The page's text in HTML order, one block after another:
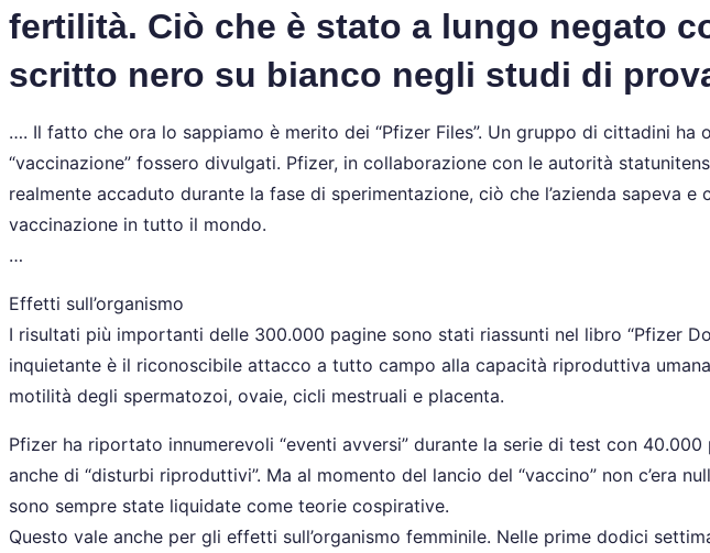
fertilità. Ciò che è stato a lungo negato
scritto nero su bianco negli studi di
…. Il fatto che ora lo sappiamo è merito dei “Pfizer Files”. Un gruppo di cittadini
“vaccinazione” fossero divulgati. Pfizer, in collaborazione con le autorità
realmente accaduto durante la fase di sperimentazione, ciò che l’azienda sapeva
vaccinazione in tutto il mondo.
…
Effetti sull’organismo
I risultati più importanti delle 300.000 pagine sono stati riassunti nel libro “Pfizer
inquietante è il riconoscibile attacco a tutto campo alla capacità riproduttiva
motilità degli spermatozoi, ovaie, cicli mestruali e placenta.
Pfizer ha riportato innumerevoli “eventi avversi” durante la serie di test con
anche di “disturbi riproduttivi”. Ma al momento del lancio del “vaccino” non c’era
sono sempre state liquidate come teorie cospirative.
Questo vale anche per gli effetti sull’organismo femminile. Nelle prime dodici